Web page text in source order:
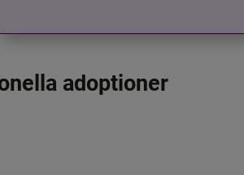
adoptioner